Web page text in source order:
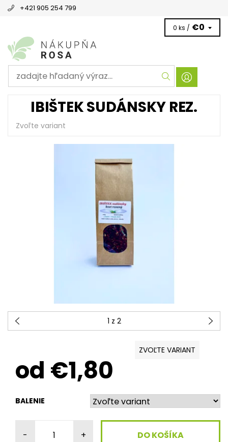
+421 905 254 799
0 ks / €0
IBIŠTEK SUDÁNSKY REZ.
Zvoľte variant
1 z 2
ZVOĽTE VARIANT
od €1,80
BALENIE
- +